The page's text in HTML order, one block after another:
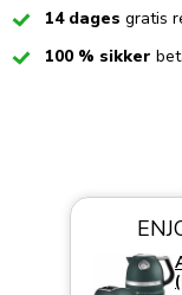
Checked14 dages gratis
Checked100 % sikker